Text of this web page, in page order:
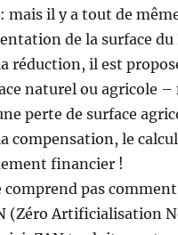
mais il y a tout de
de la surface du
réduction, il est
naturel ou agricole –
perte de surface
compensation, le
financier !
comprend pas
(Zéro Artificialisation